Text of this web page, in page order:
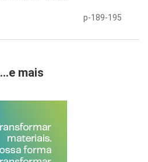
p-189-195
...e mais